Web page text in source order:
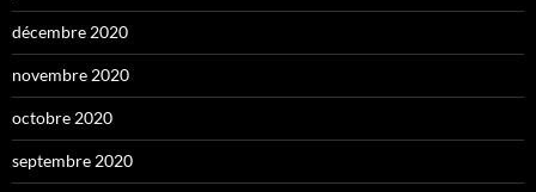
décembre 2020
novembre 2020
octobre 2020
septembre 2020